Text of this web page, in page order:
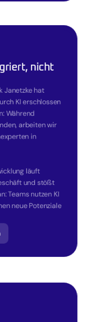
nicht
Janetzke hat
KI erschlossen
Während
arbeiten wir
in
läuft
und stößt
Teams nutzen KI
neue Potenziale